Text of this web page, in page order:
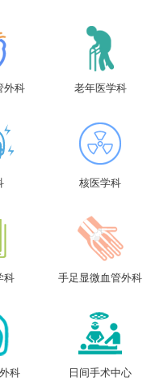
外科 老年医学科
核医学科
科 手足显微血管外科
科 日间手术中心